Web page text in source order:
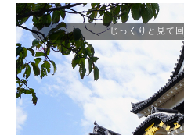
じっくりと見て